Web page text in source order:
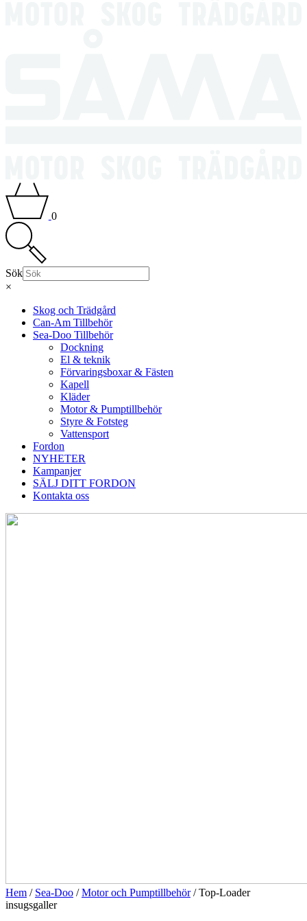
0
Sök
×
Skog och Trädgård
Can-Am Tillbehör
Sea-Doo Tillbehör
Dockning
El & teknik
Förvaringsboxar & Fästen
Kapell
Kläder
Motor & Pumptillbehör
Styre & Fotsteg
Vattensport
Fordon
NYHETER
Kampanjer
SÄLJ DITT FORDON
Kontakta oss
Hem / Sea-Doo /Motor och Pumptillbehör/ Top-Loader
insugsgaller